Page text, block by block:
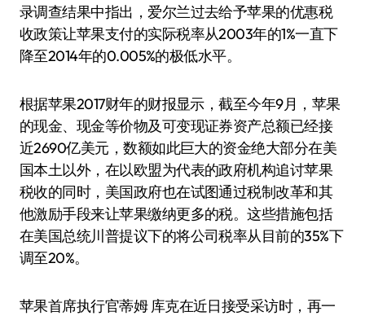
录调查结果中指出，爱尔兰过去给予苹果的优惠税
收政策让苹果支付的实际税率从2003年的1%一直下
降至2014年的0.005%的极低水平。
根据苹果2017财年的财报显示，截至今年9月，苹果
的现金、现金等价物及可变现证券资产总额已经接
近2690亿美元，数额如此巨大的资金绝大部分在美
国本土以外，在以欧盟为代表的政府机构追讨苹果
税收的同时，美国政府也在试图通过税制改革和其
他激励手段来让苹果缴纳更多的税。这些措施包括
在美国总统川普提议下的将公司税率从目前的35%下
调至20%。
苹果首席执行官蒂姆 库克在近日接受采访时，再一